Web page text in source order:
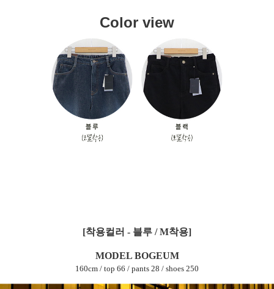
Color view
[착용컬러 - 블루 / M착용]
MODEL BOGEUM
160cm / top 66 / pants 28 / shoes 250